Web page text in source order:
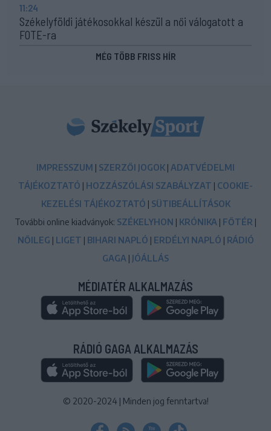
11:24
Székelyföldi játékosokkal készül a női válogatott a
FOTE-ra
MÉG TÖBB FRISS HÍR
IMPRESSZUM | SZERZŐI JOGOK | ADATVÉDELMI
TÁJÉKOZTATÓ | HOZZÁSZÓLÁSI SZABÁLYZAT | COOKIE-
KEZELÉSI TÁJÉKOZTATÓ | SÜTIBEÁLLÍTÁSOK
További online kiadványok: SZÉKELYHON | KRÓNIKA | FŐTÉR |
NŐILEG | LIGET | BIHARI NAPLÓ | ERDÉLYI NAPLÓ | RÁDIÓ
GAGA | JÓÁLLÁS
MÉDIATÉR ALKALMAZÁS
RÁDIÓ GAGA ALKALMAZÁS
© 2020-2024 | Minden jog fenntartva!